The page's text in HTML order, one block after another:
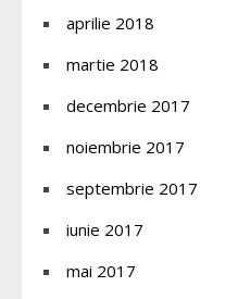
aprilie 2018
martie 2018
decembrie 2017
noiembrie 2017
septembrie 2017
iunie 2017
mai 2017